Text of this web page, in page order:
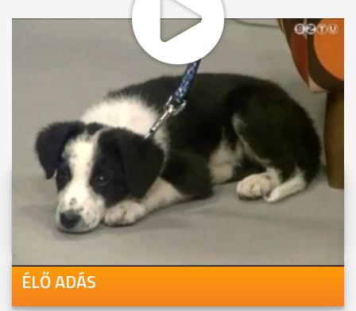
Videóink megtekinthetőek
Youtube-csatornánkon is!
ÉLŐ ADÁS